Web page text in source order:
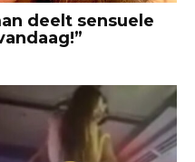
deelt sensuele